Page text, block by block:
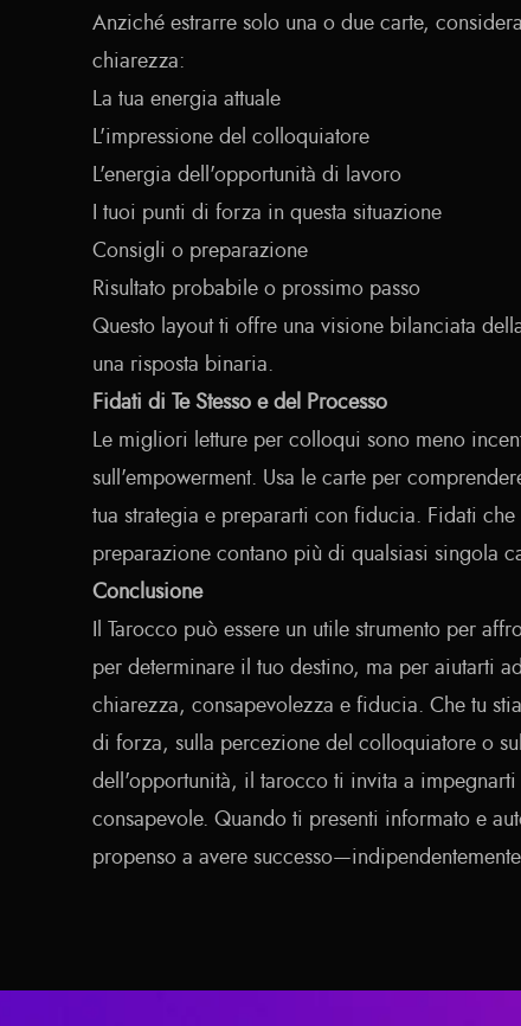
Anziché estrarre solo una o due carte,
chiarezza:
La tua energia attuale
L'impressione del colloquiatore
L'energia dell'opportunità di lavoro
I tuoi punti di forza in questa situazione
Consigli o preparazione
Risultato probabile o prossimo passo
Questo layout ti offre una visione bilanciata
una risposta binaria.
Fidati di Te Stesso e del Processo
Le migliori letture per colloqui sono meno
sull'empowerment. Usa le carte per
tua strategia e prepararti con fiducia. Fidati
preparazione contano più di qualsiasi singola
Conclusione
Il Tarocco può essere un utile strumento per
per determinare il tuo destino, ma per aiutarti
chiarezza, consapevolezza e fiducia. Che tu
di forza, sulla percezione del colloquiatore o
dell'opportunità, il tarocco ti invita a
consapevole. Quando ti presenti informato e
propenso a avere